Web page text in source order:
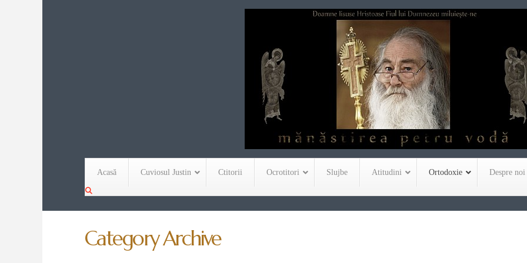
Acasă Cuviosul Justin Ctitorii Ocrotitori Slujbe Atitudini Ortodoxie Despre noi
Category Archive